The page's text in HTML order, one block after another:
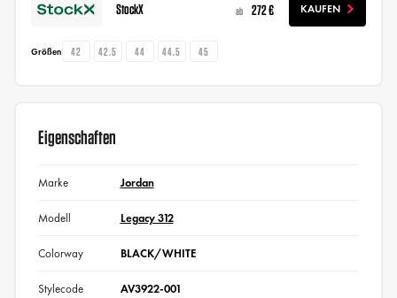
StockX ab 272 € KAUFEN
Größen 42 42.5 44 44.5 45
Eigenschaften
Marke Jordan
Modell Legacy 312
Colorway BLACK/WHITE
Stylecode AV3922-001